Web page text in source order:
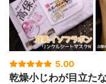
5.00
乾燥小じわが目立た